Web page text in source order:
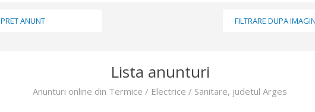
PRET ANUNT FILTRARE DUPA
Lista anunturi
Anunturi online din Termice / Electrice / Sanitare, judetul Arges